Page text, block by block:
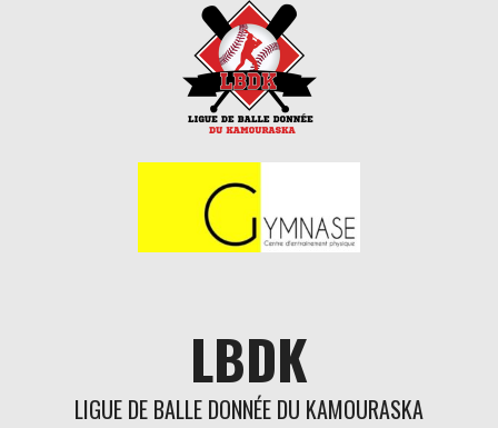
LBDK
LIGUE DE BALLE DONNÉE DU KAMOURASKA